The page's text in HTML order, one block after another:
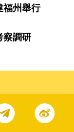
福州舉行
察調研